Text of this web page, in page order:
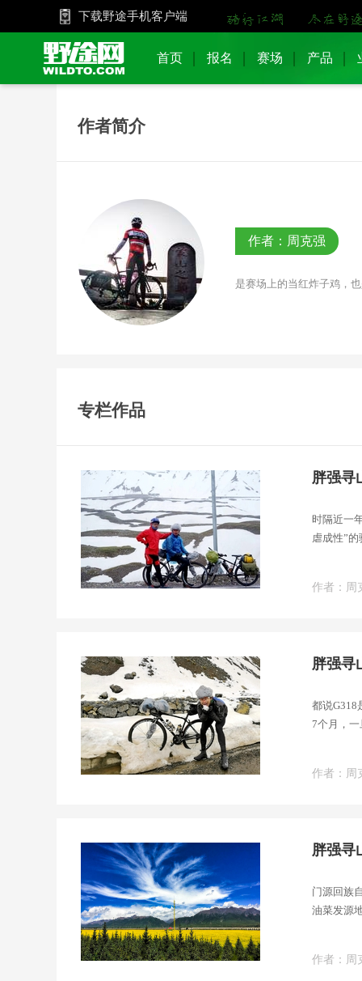
下载野途手机客户端
首页 报名 赛场 产品
作者简介
作者：周克强
是赛场上的当红炸子鸡，
专栏作品
胖强寻
时隔近一
虐成性”
作者：周
胖强寻
都说G318
7个月，
作者：周
胖强寻
门源回族
油菜发源
作者：周